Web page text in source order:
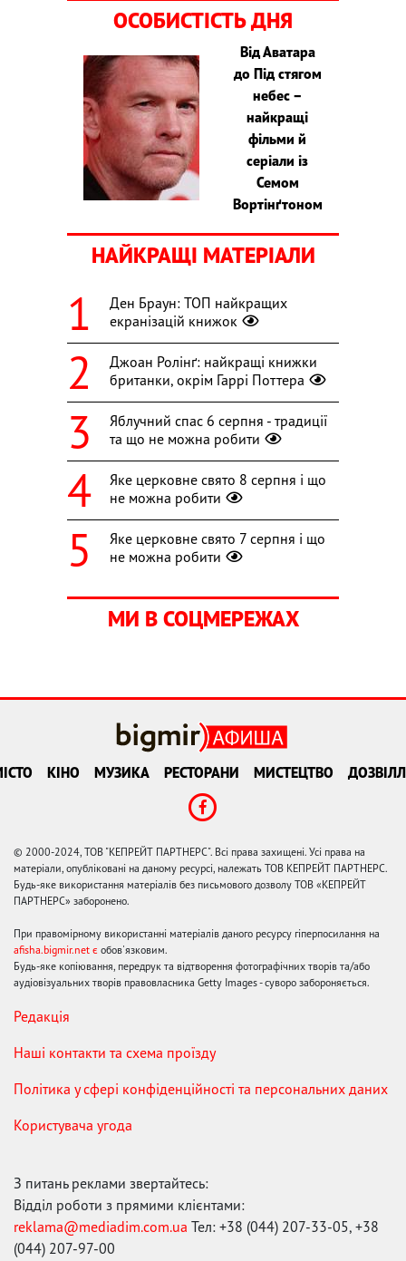
ОСОБИСТІСТЬ ДНЯ
Від Аватара
до Під стягом
небес –
найкращі
фільми й
серіали із
Семом
Вортінґтоном
НАЙКРАЩІ МАТЕРІАЛИ
Ден Браун: ТОП найкращих
екранізацій книжок
Джоан Ролінґ: найкращі книжки
британки, окрім Гаррі Поттера
Яблучний спас 6 серпня - традиції
та що не можна робити
Яке церковне свято 8 серпня і що
не можна робити
Яке церковне свято 7 серпня і що
не можна робити
МИ В СОЦМЕРЕЖАХ
КІНО МУЗИКА РЕСТОРАНИ МИСТЕЦТВО
© 2000-2024, ТОВ "КЕПРЕЙТ ПАРТНЕРС". Всі права захищені. Усі права на
матеріали, опубліковані на даному ресурсі, належать ТОВ КЕПРЕЙТ ПАРТНЕРС.
Будь-яке використання матеріалів без письмового дозволу ТОВ «КЕПРЕЙТ
ПАРТНЕРС» заборонено.
При правомірному використанні матеріалів даного ресурсу гіперпосилання на
afisha.bigmir.net є обов'язковим.
Будь-яке копіювання, передрук та відтворення фотографічних творів та/або
аудіовізуальних творів правовласника Getty Images - суворо забороняється.
Редакція
Наші контакти та схема проїзду
Політика у сфері конфіденційності та персональних даних
Користувача угода
З питань реклами звертайтесь:
Відділ роботи з прямими клієнтами:
reklama@mediadim.com.ua Тел: +38 (044) 207-33-05, +38
(044) 207-97-00